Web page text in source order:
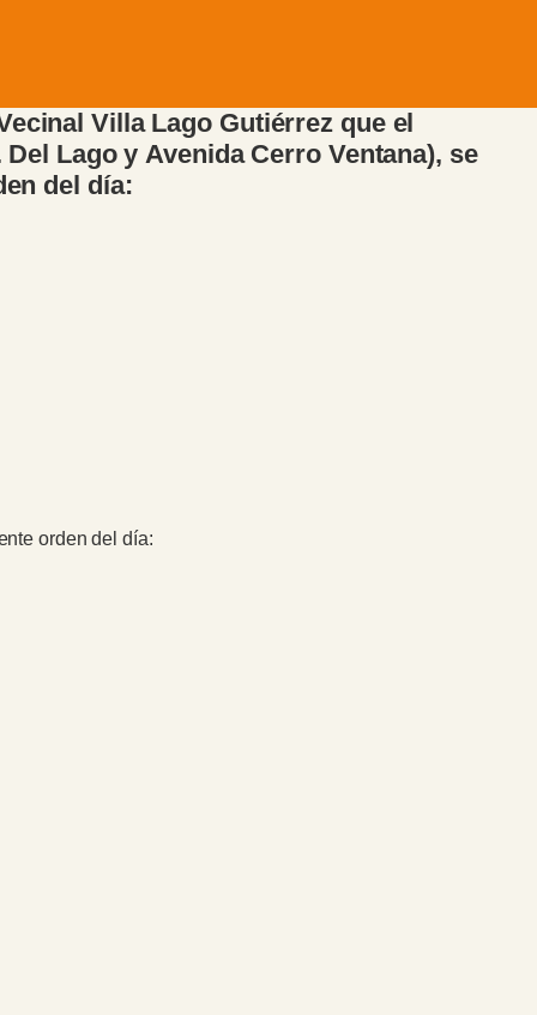
Villa Lago Gutiérrez que el
Lago y Avenida Cerro Ventana), se
del día:
orden del día: